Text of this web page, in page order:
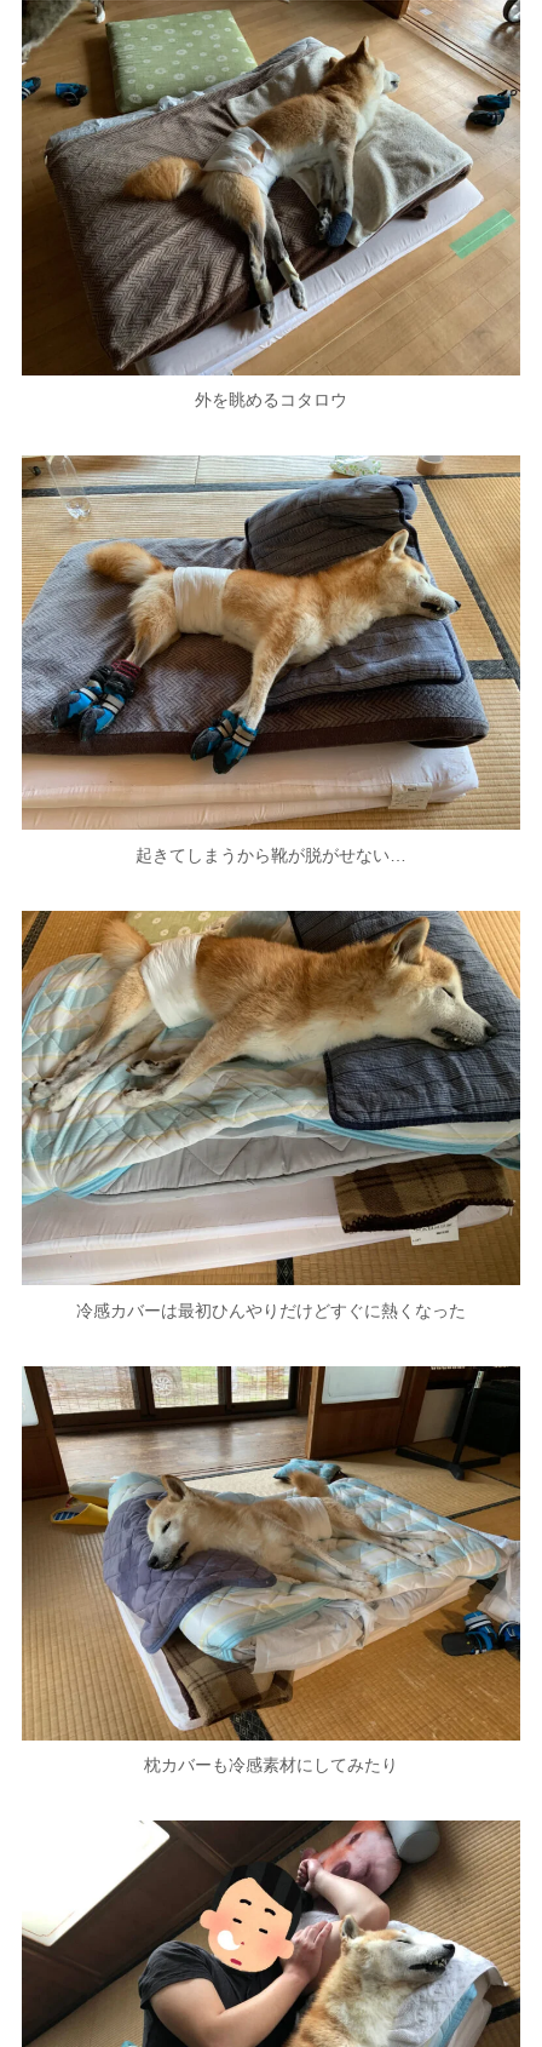
外を眺めるコタロウ
起きてしまうから靴が脱がせない…
冷感カバーは最初ひんやりだけどすぐに熱くなった
枕カバーも冷感素材にしてみたり